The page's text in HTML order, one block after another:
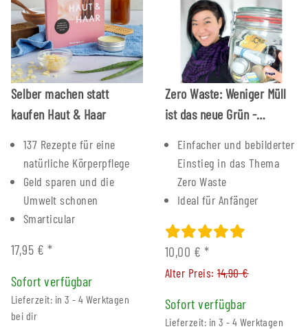
Selber machen statt
kaufen Haut & Haar
137 Rezepte für eine
natürliche Körperpflege
Geld sparen und die
Umwelt schonen
Smarticular
17,95 € *
Sofort verfügbar
Lieferzeit: in 3 - 4 Werktagen
bei dir
Zero Waste: Weniger Müll
ist das neue Grün -
Einfacher und bebilderter
Einstieg in das Thema
Zero Waste
Ideal für Anfänger
10,00 € *
Alter Preis:14,90 €
Sofort verfügbar
Lieferzeit: in 3 - 4 Werktagen